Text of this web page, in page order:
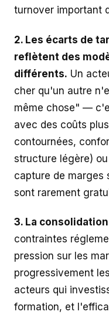
turnover important
2. Les écarts de
reflètent des
différents. Un
cher qu'un autre
même chose" —
avec des coûts
contournées,
structure légère)
capture de marges
sont rarement
3. La
contraintes
pression sur les
progressivement
acteurs qui
formation, et